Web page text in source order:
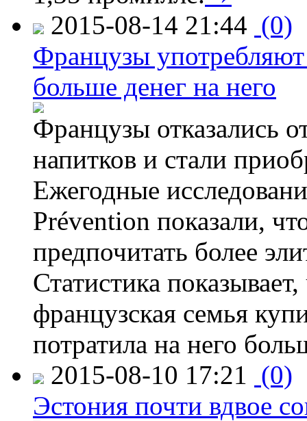
2015-08-14 21:44 (0)
Французы
больше денег на него
Французы отказались
напитков и стали
Ежегодные
Prévention показали,
предпочитать более
Статистика
французская семья
потратила на него
2015-08-10 17:21 (0)
Эстония почти вдвое